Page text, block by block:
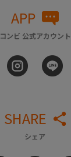
APP
コンビ 公式アカウント
SHARE
シェア